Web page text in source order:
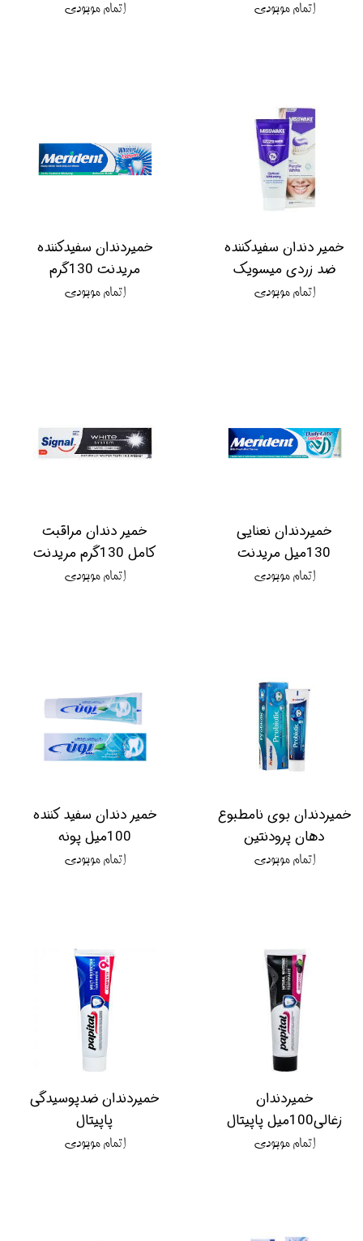
اتمام موجودی اتمام موجودی
خمیر دندان سفیدکننده
ضد زردی میسویک
اتمام موجودی
خمیردندان سفیدکننده
مریدنت 130گرم
اتمام موجودی
خمیردندان نعنایی
130میل مریدنت
اتمام موجودی
خمیر دندان مراقبت
کامل 130گرم مریدنت
اتمام موجودی
خمیردندان بوی نامطبوع
دهان پرودنتین
اتمام موجودی
خمیر دندان سفید کننده
100میل پونه
اتمام موجودی
خمیردندان
زغالی100میل پاپیتال
اتمام موجودی
خمیردندان ضدپوسیدگی
پاپیتال
اتمام موجودی